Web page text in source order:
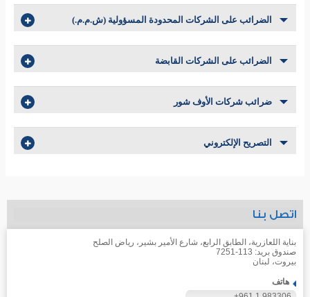
الضرائب على الشركات المحدودة المسؤولية (ش.م.م.)
الضرائب على الشركات القابضة
ضرائب شركات الأوف شور
التصريح الإلكتروني
اتصل بنا
بناية اللعازرية، الطابق الرابع، شارع الأمير بشير، رياض الصلح
صندوق بريد: 113-7251
بيروت، لبنان
هاتف